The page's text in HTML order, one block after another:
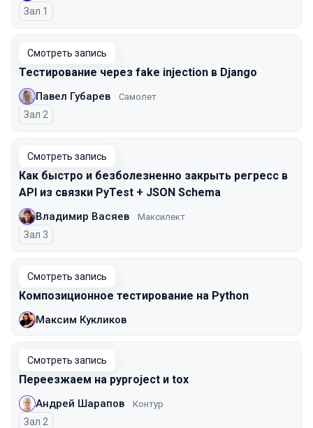
Зал 1
Смотреть запись
Тестирование через fake injection в Django
Павел Губарев Самолет
Зал 2
Смотреть запись
Как быстро и безболезненно закрыть регресс в
API из связки PyTest + JSON Schema
Владимир Васяев Максилект
Зал 3
Смотреть запись
Композиционное тестирование на Python
Максим Кукликов
Смотреть запись
Переезжаем на pyproject и tox
Андрей Шарапов Контур
Зал 2